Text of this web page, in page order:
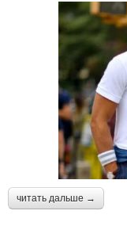
читать дальше →